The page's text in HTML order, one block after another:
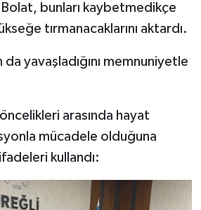
bunları kaybetmedikçe
tırmanacaklarını aktardı.
da yavaşladığını memnuniyetle
arasında hayat
mücadele olduğuna
kullandı: